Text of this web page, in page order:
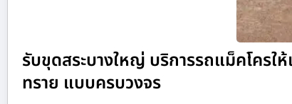
รับขุดสระบางใหญ่ บริการรถแม็คโคร
ทราย แบบครบวงจร